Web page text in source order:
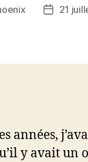
Date
21
années,
y avait un